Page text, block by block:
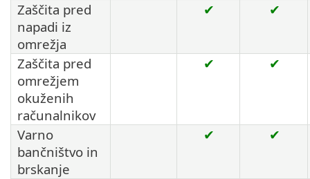
Zaščita pred
napadi iz
omrežja
✔ ✔
Zaščita pred
omrežjem
okuženih
računalnikov
✔ ✔
Varno
bančništvo in
brskanje
✔ ✔